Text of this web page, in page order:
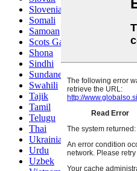
Slovenian
Somali
Samoan
Scots Gaelic
Shona
Sindhi
Sundanese
Swahili
Tajik
Tamil
Telugu
Thai
Ukrainian
Urdu
Uzbek